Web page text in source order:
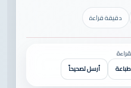
دقيقة قراءة
طباعة أرسل تصحيحاً